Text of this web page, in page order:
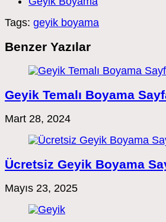
category:
Tags: geyik boyama
Benzer Yazılar
Geyik Temalı Boyama
Mart 28, 2024
Ücretsiz Geyik Boyama
Mayıs 23, 2025